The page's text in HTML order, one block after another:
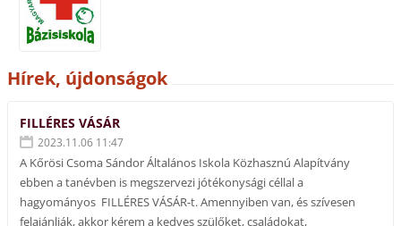
Hírek, újdonságok
FILLÉRES VÁSÁR
2023.11.06 11:47
A Kőrösi Csoma Sándor Általános Iskola Közhasznú Alapítvány
ebben a tanévben is megszervezi jótékonysági céllal a
hagyományos FILLÉRES VÁSÁR-t. Amennyiben van, és szívesen
felajánlják, akkor kérem a kedves szülőket, családokat,